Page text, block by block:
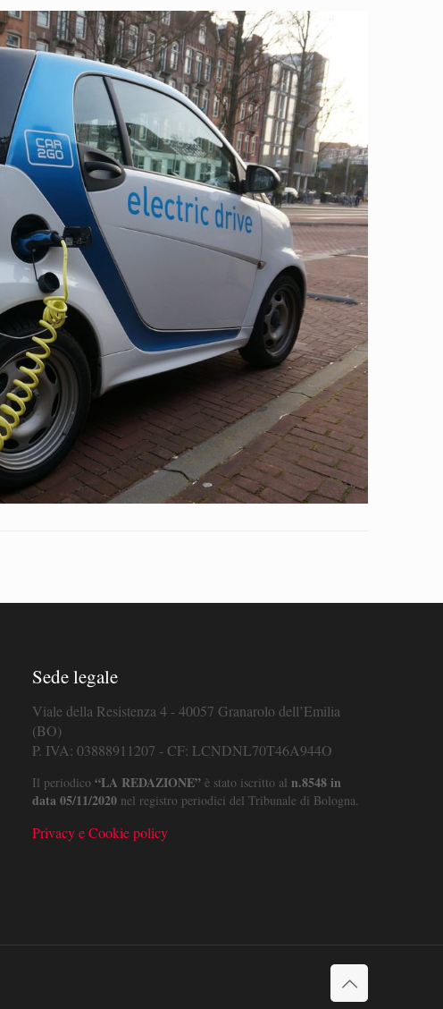
Sede legale
Viale della Resistenza 4 - 40057 Granarolo dell’Emilia
(BO)
P. IVA: 03888911207 - CF: LCNDNL70T46A944O
Il periodico “LA REDAZIONE”è stato iscritto al n.8548 in
data 05/11/2020nel registro periodici del Tribunale di Bologna.
Privacy e Cookie policy